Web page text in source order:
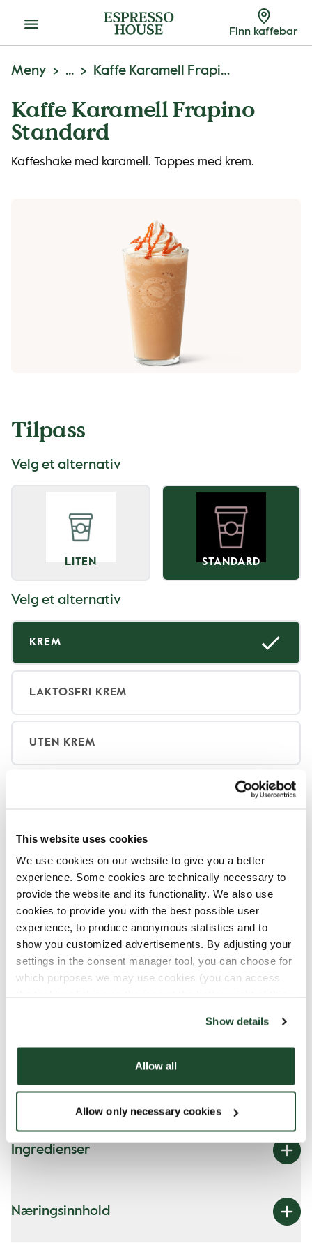
This website uses cookies
We use cookies on our website to give you a better
experience. Some cookies are technically necessary to
provide the website and its functionality. We also use
cookies to provide you with the best possible user
experience, to produce anonymous statistics and to
show you customized advertisements. By adjusting your
settings in the consent manager tool, you can choose for
which purposes we may use cookies (you can access
Show details
Allow all
Allow only necessary cookies
Meny Finn kaffebar
Meny ... Kaffe Karamell Frapino
Kaffe Karamell Frapino
Standard
Kaffeshake med karamell. Toppes med krem.
Tilpass
Velg et alternativ
LITEN STANDARD
Velg et alternativ
KREM
LAKTOSFRI KREM
UTEN KREM
Alle våre produkter kan inneholde små
spor av allergener.
Alle våre produkter håndteres med forsiktighet,
til tross for at det er en risiko for at ulike
produkter kan komme i kontakt med hverandre
og forurensning av allergener kan oppstå..
Les mer på vår allergen-guide
Allergener
Melk
Ingredienser
Næringsinnhold